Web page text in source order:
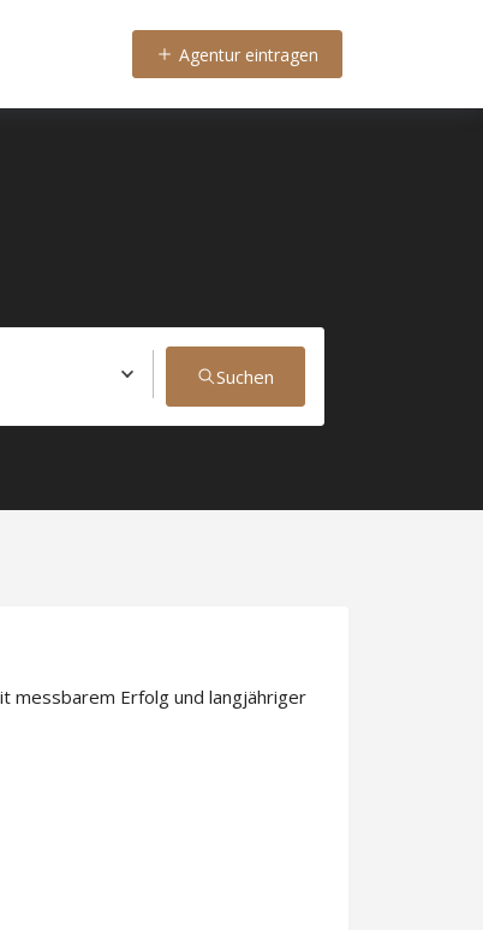
Agentur eintragen
Suchen
messbarem Erfolg und langjähriger